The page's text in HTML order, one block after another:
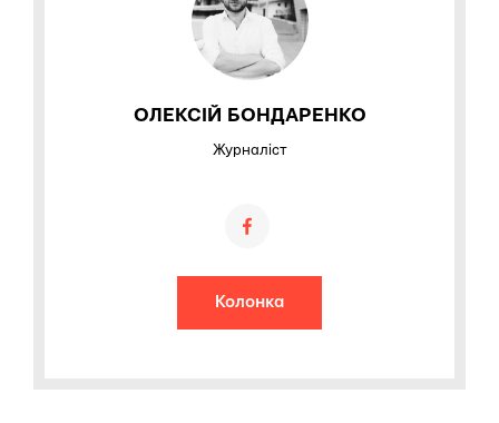
ОЛЕКСІЙ БОНДАРЕНКО
Журналіст
Колонка